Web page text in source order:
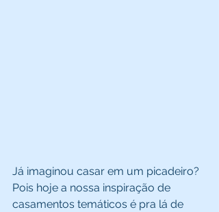
Já imaginou casar em um picadeiro?
Pois hoje a nossa inspiração de
casamentos temáticos é pra lá de